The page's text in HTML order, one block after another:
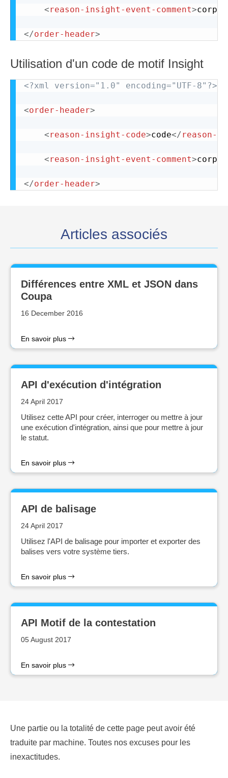
<reason-insight-event-comment>corps
</order-header>
Utilisation d'un code de motif Insight
<?xml version="1.0" encoding="UTF-8"?>
<order-header>
<reason-insight-code>code</reason-
<reason-insight-event-comment>corps
</order-header>
Articles associés
Différences entre XML et JSON dans
Coupa
16 December 2016
En savoir plus
API d'exécution d'intégration
24 April 2017
Utilisez cette API pour créer, interroger ou mettre à jour
une exécution d'intégration, ainsi que pour mettre à jour
le statut.
En savoir plus
API de balisage
24 April 2017
Utilisez l'API de balisage pour importer et exporter des
balises vers votre système tiers.
En savoir plus
API Motif de la contestation
05 August 2017
En savoir plus
Une partie ou la totalité de cette page peut avoir été
traduite par machine. Toutes nos excuses pour les
inexactitudes.